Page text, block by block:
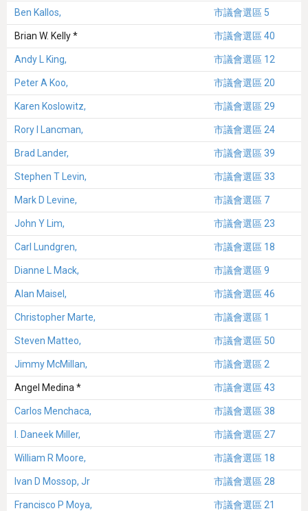
Ben Kallos, 市議會選區 5
Brian W. Kelly * 市議會選區 40
Andy L King, 市議會選區 12
Peter A Koo, 市議會選區 20
Karen Koslowitz, 市議會選區 29
Rory I Lancman, 市議會選區 24
Brad Lander, 市議會選區 39
Stephen T Levin, 市議會選區 33
Mark D Levine, 市議會選區 7
John Y Lim, 市議會選區 23
Carl Lundgren, 市議會選區 18
Dianne L Mack, 市議會選區 9
Alan Maisel, 市議會選區 46
Christopher Marte, 市議會選區 1
Steven Matteo, 市議會選區 50
Jimmy McMillan, 市議會選區 2
Angel Medina * 市議會選區 43
Carlos Menchaca, 市議會選區 38
I. Daneek Miller, 市議會選區 27
William R Moore, 市議會選區 18
Ivan D Mossop, Jr 市議會選區 28
Francisco P Moya, 市議會選區 21